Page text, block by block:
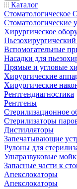
Каталог
Стоматологическое
Стоматологические
Хирургическое
Вспомогательные
Насадки для
Прямые и угловые
Хирургические
Хирургические
Рентгендиагностика
Рентгены
Стерилизационное
Стерилизаторы
Дистилляторы
Запечатывающие
Рулоны для
Ультразвуковые
Запасные части к
Апекслокаторы
Апекслокаторы